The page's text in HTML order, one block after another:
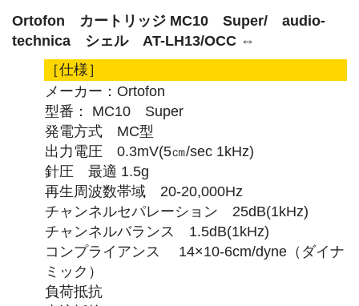
Ortofon カートリッジ MC10 Super/ audio-
technica シェル AT-LH13/OCC ⇔
［仕様］
メーカー：Ortofon
型番： MC10 Super
発電方式 MC型
出力電圧 0.3mV(5㎝/sec 1kHz)
針圧 最適 1.5g
再生周波数帯域 20-20,000Hz
チャンネルセパレーション 25dB(1kHz)
チャンネルバランス 1.5dB(1kHz)
コンプライアンス 14×10-6cm/dyne（ダイナ
ミック）
負荷抵抗